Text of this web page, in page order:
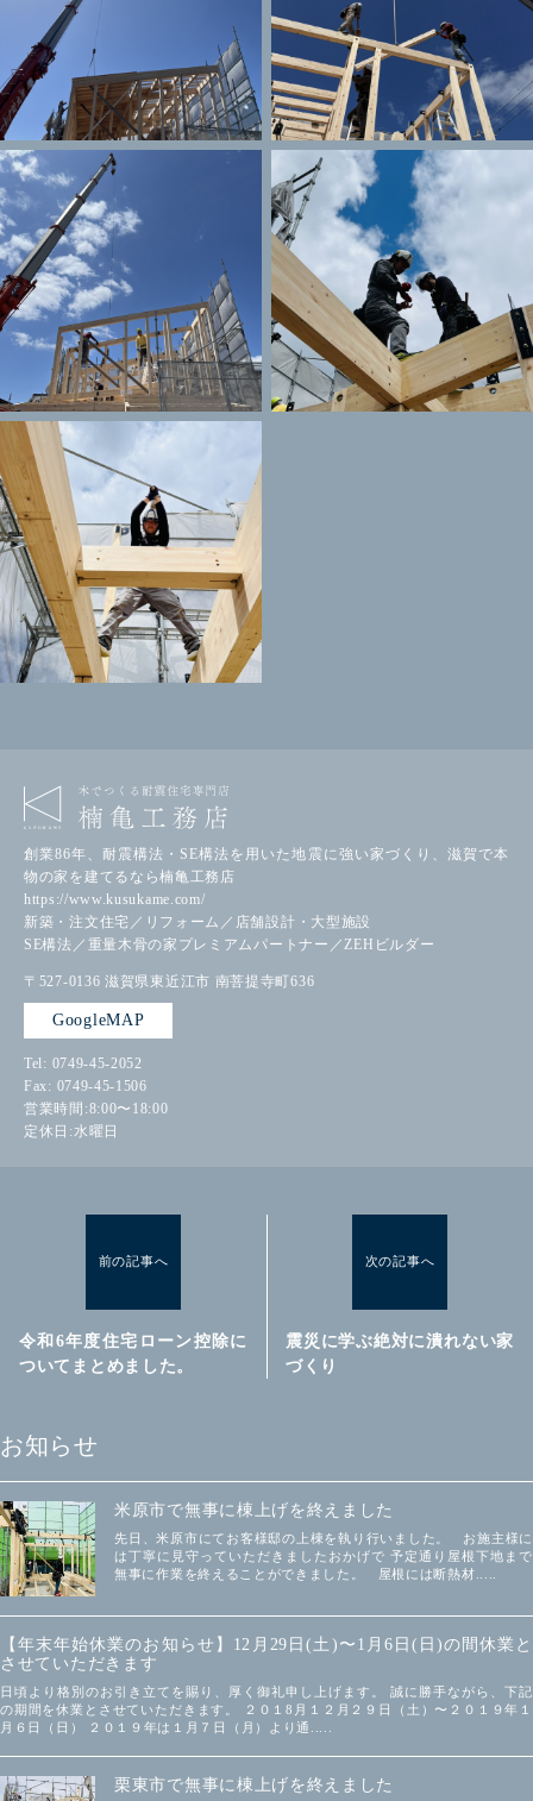
創業86年、耐震構法・SE構法を用いた地震に強い家づくり、滋賀で本
物の家を建てるなら楠亀工務店
https://www.kusukame.com/
新築・注文住宅／リフォーム／店舗設計・大型施設
SE構法／重量木骨の家プレミアムパートナー／ZEHビルダー
〒527-0136 滋賀県東近江市 南菩提寺町636
GoogleMAP
Tel: 0749-45-2052
Fax: 0749-45-1506
営業時間:8:00〜18:00
定休日:水曜日
前の記事へ
令和6年度住宅ローン控除に
ついてまとめました。
次の記事へ
震災に学ぶ絶対に潰れない家
づくり
お知らせ
米原市で無事に棟上げを終えました
先日、米原市にてお客様邸の上棟を執り行いました。 お施主様に
は丁寧に見守っていただきましたおかげで 予定通り屋根下地まで
無事に作業を終えることができました。 屋根には断熱材.....
【年末年始休業のお知らせ】12月29日(土)〜1月6日(日)の間休業と
させていただきます
日頃より格別のお引き立てを賜り、厚く御礼申し上げます。 誠に勝手ながら、下記
の期間を休業とさせていただきます。 ２０１8月１２月２９日（土）〜２０１９年１
月６日（日） ２０１９年は１月７日（月）より通.....
栗東市で無事に棟上げを終えました